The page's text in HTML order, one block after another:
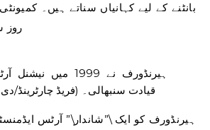
بانٹنے کے لیے کہانیاں سناتے ہیں۔
روز
ہیرنڈورف نے 1999
قیادت سنبھالی۔ (فریڈ چارٹرینڈ/
ہیرنڈورف کو ایک \”شاندار\” آرٹس